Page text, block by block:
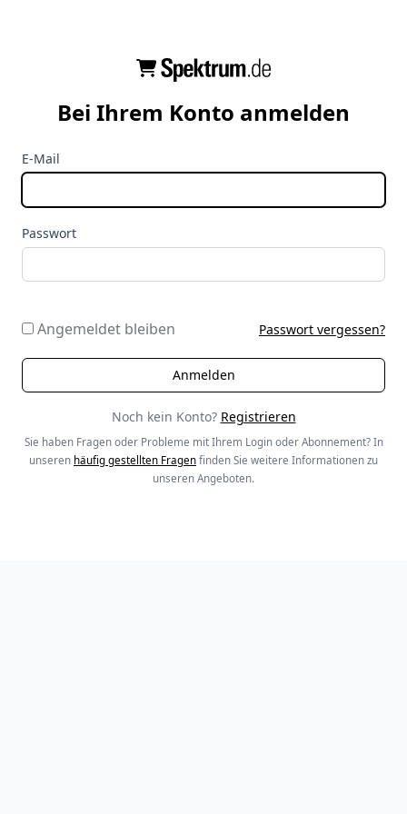
Bei Ihrem Konto anmelden
E-Mail
Passwort
Angemeldet bleiben Passwort vergessen?
Noch kein Konto? Registrieren
Sie haben Fragen oder Probleme mit Ihrem Login oder Abonnement? In
unseren häufig gestellten Fragen finden Sie weitere Informationen zu
unseren Angeboten.